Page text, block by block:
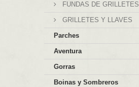
FUNDAS DE GRILLETES
GRILLETES Y LLAVES
Parches
Aventura
Gorras
Boinas y Sombreros